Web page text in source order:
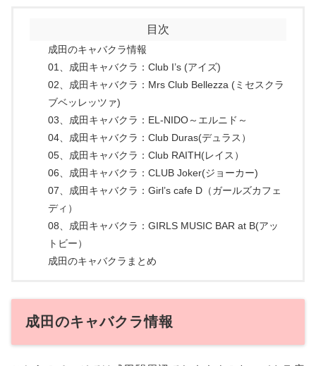
目次
成田のキャバクラ情報
01、成田キャバクラ：Club I’s (アイズ)
02、成田キャバクラ：Mrs Club Bellezza (ミセスクラ
ブベッレッツァ)
03、成田キャバクラ：EL-NIDO～エルニド～
04、成田キャバクラ：Club Duras(デュラス）
05、成田キャバクラ：Club RAITH(レイス）
06、成田キャバクラ：CLUB Joker(ジョーカー)
07、成田キャバクラ：Girl’s cafe D（ガールズカフェ
ディ）
08、成田キャバクラ：GIRLS MUSIC BAR at B(アッ
トビー）
成田のキャバクラまとめ
成田のキャバクラ情報